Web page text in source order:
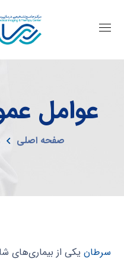
عوامل
صفحه اصلی
سرطان یکی از بیماری‌های